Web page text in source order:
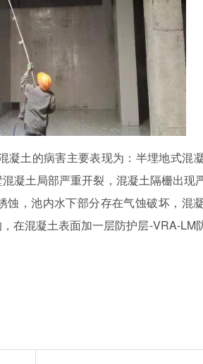
凝土的病害主要表现为：半埋地式混
凝土局部严重开裂，混凝土隔栅出现
，池内水下部分存在气蚀破坏，混
在混凝土表面加一层防护层-VRA-LM